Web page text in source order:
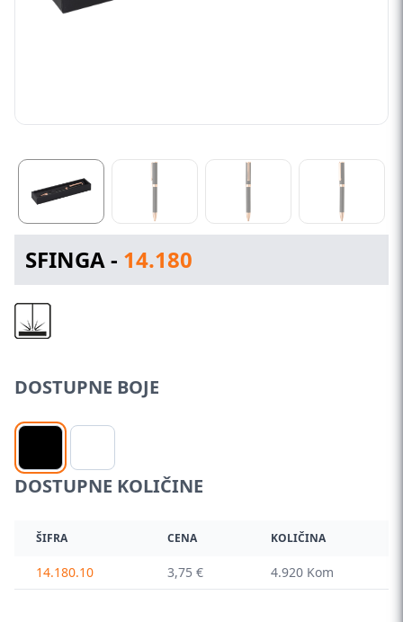
SFINGA - 14.180
DOSTUPNE BOJE
DOSTUPNE KOLIČINE
ŠIFRA CENA KOLIČINA
14.180.10 3,75 € 4.920 Kom